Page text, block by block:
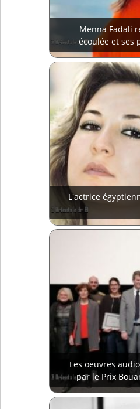
Menna Fadali
écoulée et ses
L'actrice
Les oeuvres
par le Prix